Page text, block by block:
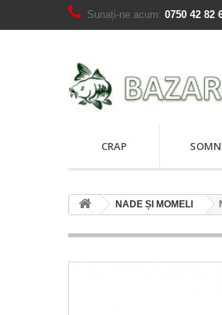
Sunați-ne acum: 0750 42 82
CRAP SOMN
NADE ȘI MOMELI